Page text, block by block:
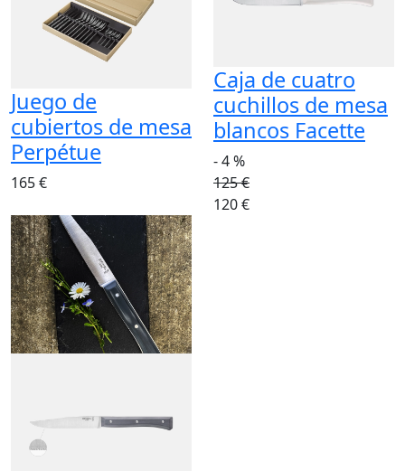
Juego de
cubiertos de mesa
Perpétue
165 €
Caja de cuatro
cuchillos de mesa
blancos Facette
- 4 %
125 €
120 €